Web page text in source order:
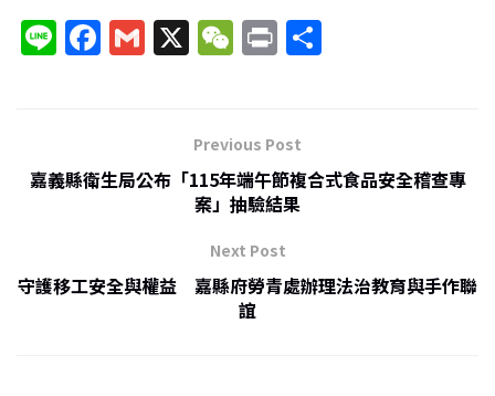
Li
n
F
a
b
k
G
m
X W
e
h
at
P
ri
Previous Post
嘉義縣衛生局公布「115年端午節複合式食品安全稽查專
案」抽驗結果
Next Post
守護移工安全與權益 嘉縣府勞青處辦理法治教育與手作聯
誼